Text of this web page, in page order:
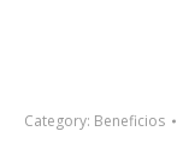
Category: Beneficios